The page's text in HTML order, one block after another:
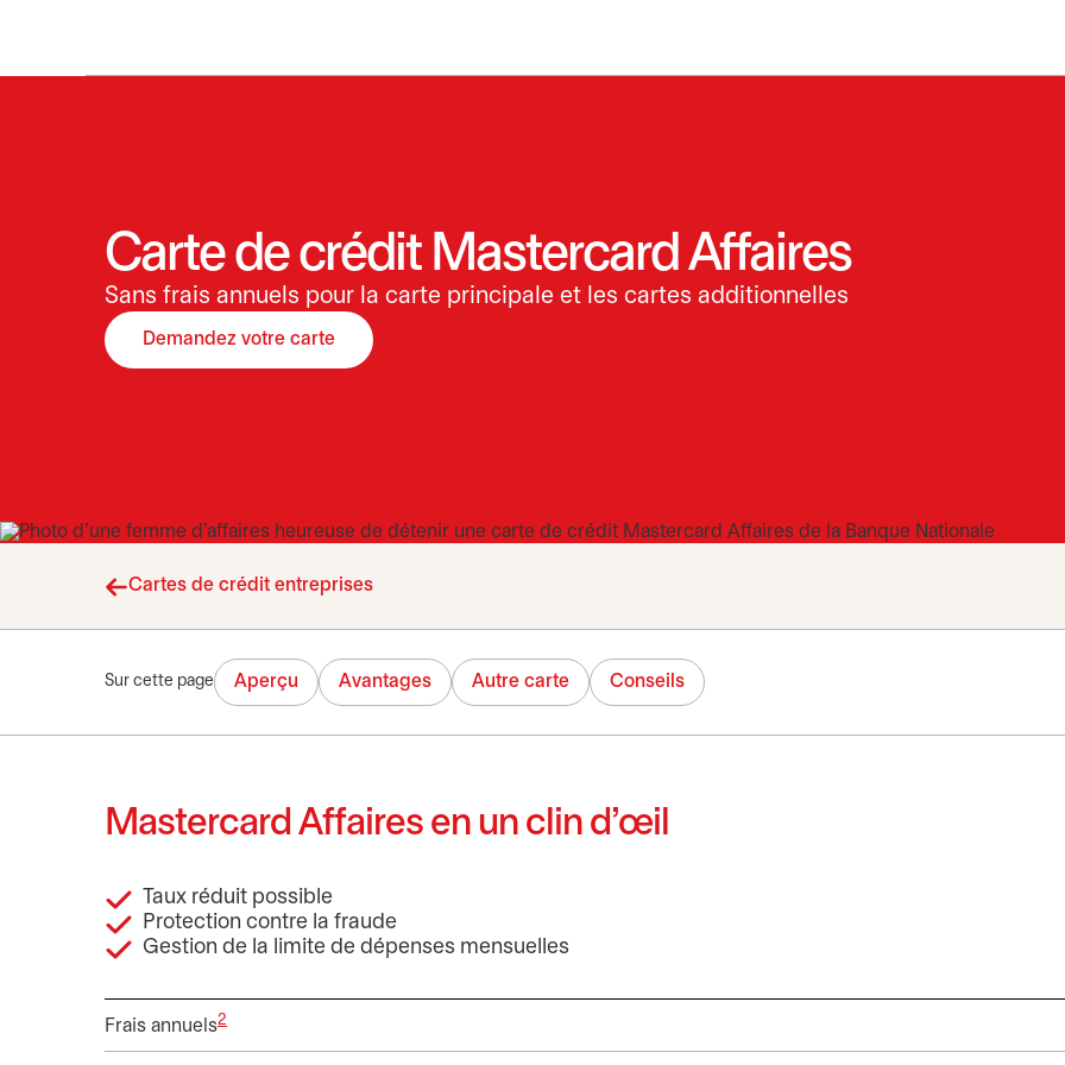
Carte de crédit Mastercard Affaires
Sans frais annuels pour la carte principale et les cartes additionnelles
Demandez votre cartes’ouvre dans un nouvel onglet
Cartes de crédit entreprises
Sur cette page Aperçu Avantages Autre carte Conseils
Mastercard Affaires en un clin d’œil
Taux réduit possible
Protection contre la fraude
Gestion de la limite de dépenses mensuelles
Frais annuels2